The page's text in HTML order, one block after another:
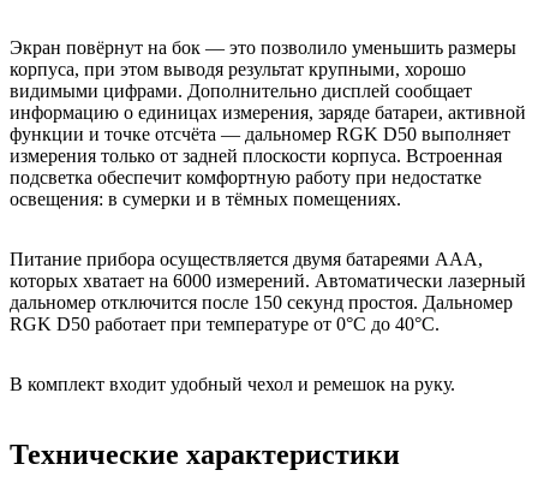
Экран повёрнут на бок — это позволило уменьшить размеры
корпуса, при этом выводя результат крупными, хорошо
видимыми цифрами. Дополнительно дисплей сообщает
информацию о единицах измерения, заряде батареи, активной
функции и точке отсчёта — дальномер RGK D50 выполняет
измерения только от задней плоскости корпуса. Встроенная
подсветка обеспечит комфортную работу при недостатке
освещения: в сумерки и в тёмных помещениях.
Питание прибора осуществляется двумя батареями ААА,
которых хватает на 6000 измерений. Автоматически лазерный
дальномер отключится после 150 секунд простоя. Дальномер
RGK D50 работает при температуре от 0°C до 40°C.
В комплект входит удобный чехол и ремешок на руку.
Технические характеристики